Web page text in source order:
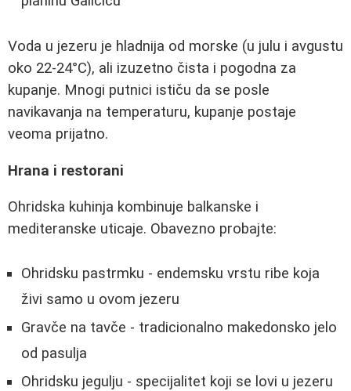
Voda u jezeru je hladnija od morske (u julu i avgustu
oko 22-24°C), ali izuzetno čista i pogodna za
kupanje. Mnogi putnici ističu da se posle
navikavanja na temperaturu, kupanje postaje
veoma prijatno.
Hrana i restorani
Ohridska kuhinja kombinuje balkanske i
mediteranske uticaje. Obavezno probajte:
Ohridsku pastrmku - endemsku vrstu ribe koja
živi samo u ovom jezeru
Gravče na tavče - tradicionalno makedonsko jelo
od pasulja
Ohridsku jegulju - specijalitet koji se lovi u jezeru